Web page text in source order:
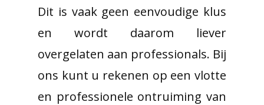
Dit is vaak geen eenvoudige klus
en wordt daarom liever
overgelaten aan professionals. Bij
ons kunt u rekenen op een vlotte
en professionele ontruiming van